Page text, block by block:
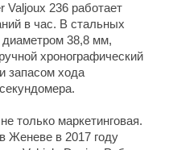
Valjoux 236 работает
в час. В стальных
диаметром 38,8 мм,
хронографический
запасом хода
только маркетинговая.
Женеве в 2017 году